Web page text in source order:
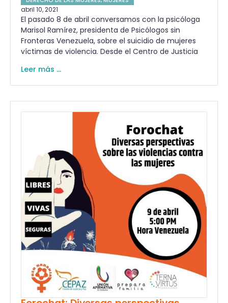
abril 10, 2021
El pasado 8 de abril conversamos con la psicóloga
Marisol Ramírez, presidenta de Psicólogos sin
Fronteras Venezuela, sobre el suicidio de mujeres
víctimas de violencia. Desde el Centro de Justicia
Leer más ...